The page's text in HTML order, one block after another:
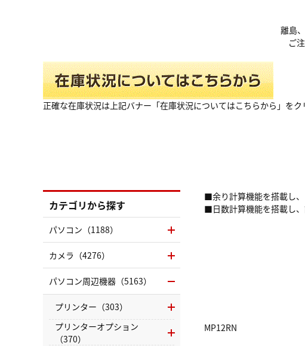
離島
ご
正確な在庫状況は上記バナー「在庫状況についてはこちらから」をク
■余り計算機能を搭載し
■日数計算機能を搭載し
MP12RN
カテゴリから探す
パソコン（1188）
カメラ（4276）
パソコン周辺機器（5163）
プリンター（303）
プリンターオプション
（370）